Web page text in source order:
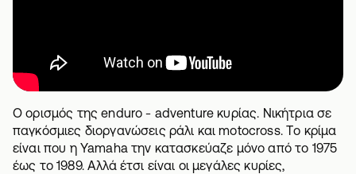
Ο ορισμός της enduro - adventure κυρίας. Νικήτρια σε
παγκόσμιες διοργανώσεις ράλι και motocross. Tο κρίμα
είναι που η Yamaha την κατασκεύαζε μόνο από το 1975
έως το 1989. Αλλά έτσι είναι οι μεγάλες κυρίες,